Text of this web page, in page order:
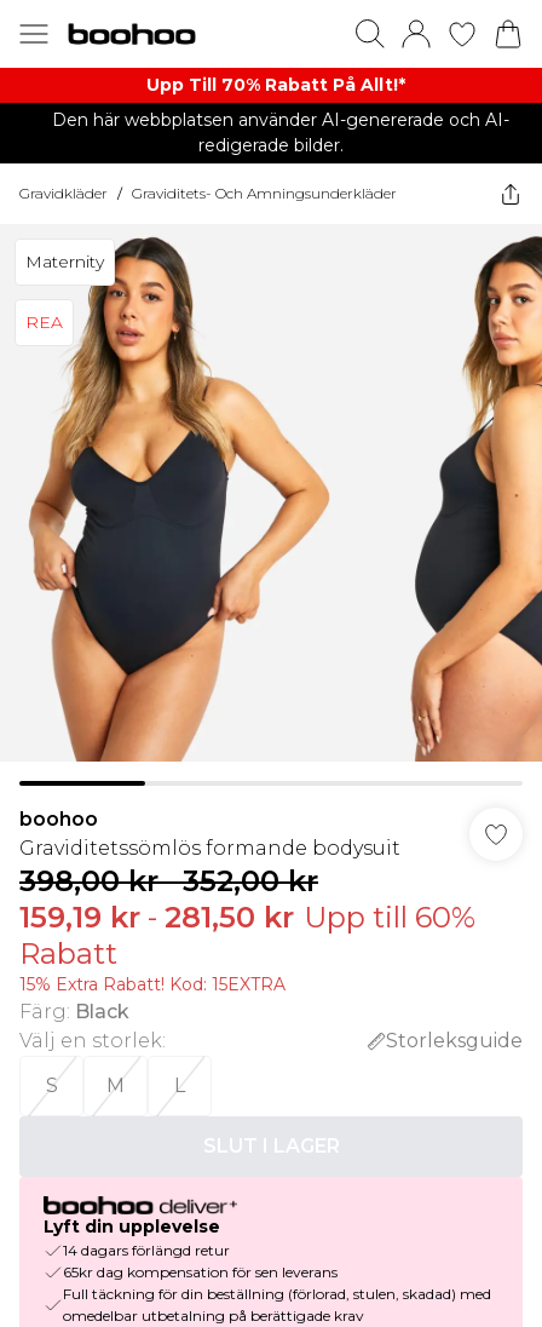
Upp Till 70% Rabatt På Allt!*
Den här webbplatsen använder AI-genererade och AI-
redigerade bilder.
Gravidkläder / Graviditets- Och Amningsunderkläder
Maternity
REA
boohoo
Graviditetssömlös formande bodysuit
398,00 kr-352,00 kr
159,19 kr - 281,50 kr Upp till 60%
Rabatt
15% Extra Rabatt! Kod: 15EXTRA
Färg: Black
Välj en storlek:
Storleksguide
S
M L
SLUT I LAGER
Lyft din upplevelse
14 dagars förlängd retur
65kr dag kompensation för sen leverans
Full täckning för din beställning (förlorad, stulen, skadad) med
omedelbar utbetalning på berättigade krav